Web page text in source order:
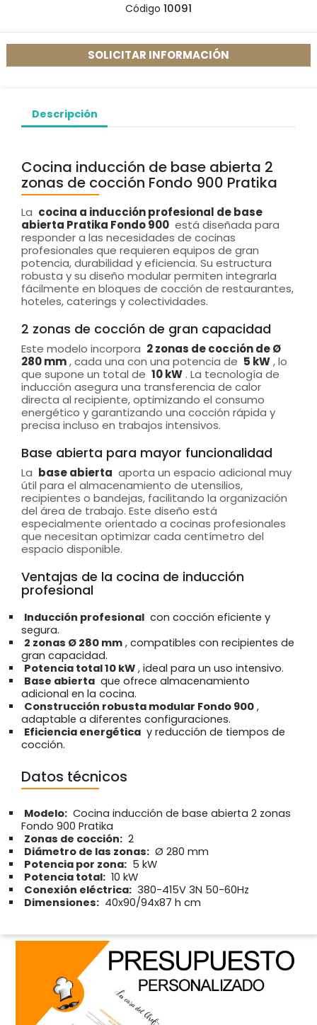
Código 10091
SOLICITAR INFORMACIÓN
Descripción
Cocina inducción de base abierta 2
zonas de cocción Fondo 900 Pratika
La cocina a inducción profesional de base
abierta Pratika Fondo 900 está diseñada para
responder a las necesidades de cocinas
profesionales que requieren equipos de gran
potencia, durabilidad y eficiencia. Su estructura
robusta y su diseño modular permiten integrarla
fácilmente en bloques de cocción de restaurantes,
hoteles, caterings y colectividades.
2 zonas de cocción de gran capacidad
Este modelo incorpora 2 zonas de cocción de Ø
280 mm, cada una con una potencia de 5 kW, lo
que supone un total de 10 kW . La tecnología de
inducción asegura una transferencia de calor
directa al recipiente, optimizando el consumo
energético y garantizando una cocción rápida y
precisa incluso en trabajos intensivos.
Base abierta para mayor funcionalidad
La base abierta aporta un espacio adicional muy
útil para el almacenamiento de utensilios,
recipientes o bandejas, facilitando la organización
del área de trabajo. Este diseño está
especialmente orientado a cocinas profesionales
que necesitan optimizar cada centímetro del
espacio disponible.
Ventajas de la cocina de inducción
profesional
Inducción profesional con cocción eficiente y
segura.
2 zonas Ø 280 mm , compatibles con recipientes de
gran capacidad.
Potencia total 10 kW , ideal para un uso intensivo.
Base abierta que ofrece almacenamiento
adicional en la cocina.
Construcción robusta modular Fondo 900 ,
adaptable a diferentes configuraciones.
Eficiencia energética y reducción de tiempos de
cocción.
Datos técnicos
Modelo: Cocina inducción de base abierta 2 zonas
Fondo 900 Pratika
Zonas de cocción: 2
Diámetro de las zonas: Ø 280 mm
Potencia por zona: 5 kW
Potencia total: 10 kW
Conexión eléctrica: 380-415V 3N 50-60Hz
Dimensiones: 40x90/94x87 h cm